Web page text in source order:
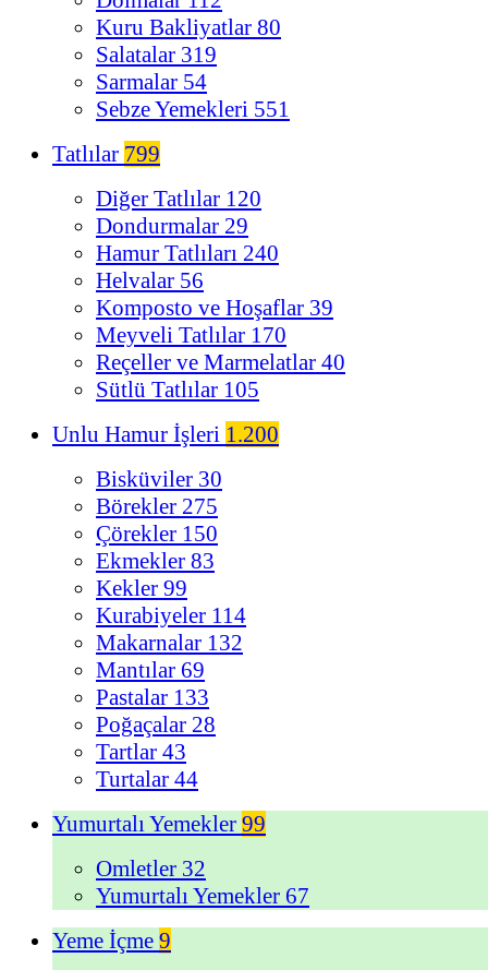
Kuru Bakliyatlar 80
Salatalar 319
Sarmalar 54
Sebze Yemekleri 551
Tatlılar 799
Diğer Tatlılar 120
Dondurmalar 29
Hamur Tatlıları 240
Helvalar 56
Komposto ve Hoşaflar 39
Meyveli Tatlılar 170
Reçeller ve Marmelatlar 40
Sütlü Tatlılar 105
Unlu Hamur İşleri 1.200
Bisküviler 30
Börekler 275
Çörekler 150
Ekmekler 83
Kekler 99
Kurabiyeler 114
Makarnalar 132
Mantılar 69
Pastalar 133
Poğaçalar 28
Tartlar 43
Turtalar 44
Yumurtalı Yemekler 99
Omletler 32
Yumurtalı Yemekler 67
Yeme İçme 9